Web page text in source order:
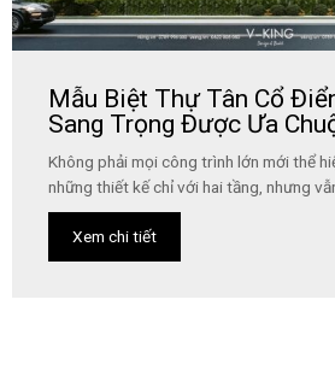
Mẫu Biệt Thự Tân Cổ
Sang Trọng Được Ưa
Không phải mọi công trình lớn mới thể
những thiết kế chỉ với hai tầng, nhưng
Xem chi tiết